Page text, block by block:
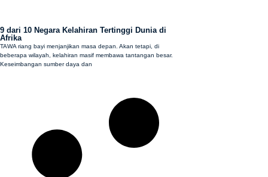
9 dari 10 Negara Kelahiran Tertinggi Dunia di
Afrika
TAWA riang bayi menjanjikan masa depan. Akan tetapi, di
beberapa wilayah, kelahiran masif membawa tantangan besar.
Keseimbangan sumber daya dan